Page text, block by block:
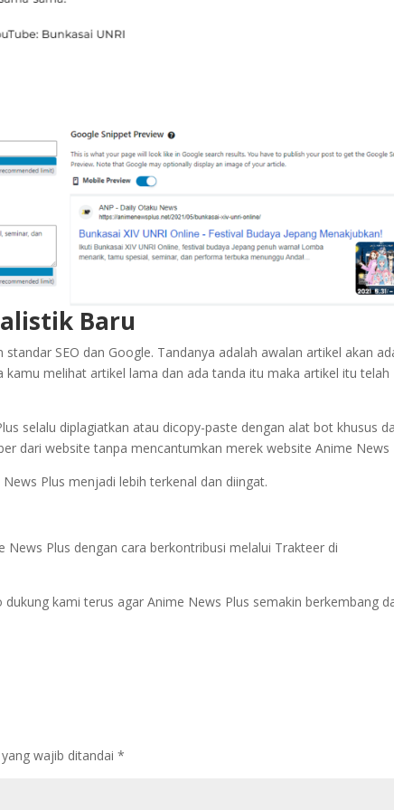
Baru
SEO dan Google. Tandanya adalah awalan artikel akan
kamu melihat artikel lama dan ada tanda itu maka artikel itu telah
selalu diplagiatkan atau dicopy-paste dengan alat bot khusus
dari website tanpa mencantumkan merek website Anime News
Plus menjadi lebih terkenal dan diingat.
News Plus dengan cara berkontribusi melalui Trakteer di
kami terus agar Anime News Plus semakin berkembang
yang wajib ditandai*